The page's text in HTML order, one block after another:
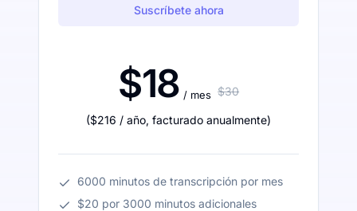
Suscríbete ahora
$18 / mes $30
($216 / año, facturado anualmente)
6000 minutos de transcripción por mes
$20 por 3000 minutos adicionales